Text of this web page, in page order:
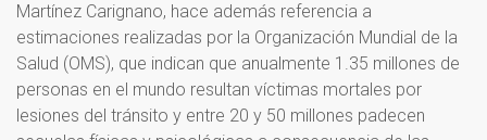
Martínez Carignano, hace además referencia a
estimaciones realizadas por la Organización Mundial de la
Salud (OMS), que indican que anualmente 1.35 millones de
personas en el mundo resultan víctimas mortales por
lesiones del tránsito y entre 20 y 50 millones padecen